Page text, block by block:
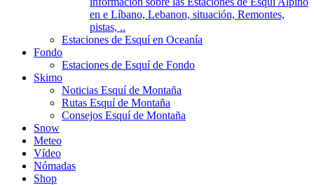
en e Líbano, Lebanon, situación, Remontes,
pistas, ..
Estaciones de Esquí en Oceanía
Fondo
Estaciones de Esquí de Fondo
Skimo
Noticias Esquí de Montaña
Rutas Esquí de Montaña
Consejos Esquí de Montaña
Snow
Meteo
Vídeo
Nómadas
Shop